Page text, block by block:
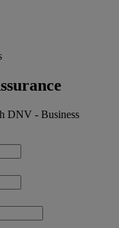
DNV - Business